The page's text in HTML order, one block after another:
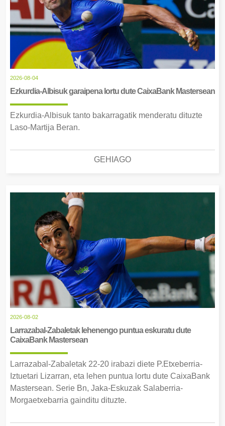
2026-08-04
Ezkurdia-Albisuk garaipena lortu dute CaixaBank Mastersean
Ezkurdia-Albisuk tanto bakarragatik menderatu dituzte
Laso-Martija Beran.
GEHIAGO
2026-08-02
Larrazabal-Zabaletak lehenengo puntua eskuratu dute
CaixaBank Mastersean
Larrazabal-Zabaletak 22-20 irabazi diete P.Etxeberria-
Iztuetari Lizarran, eta lehen puntua lortu dute CaixaBank
Mastersean. Serie Bn, Jaka-Eskuzak Salaberria-
Morgaetxebarria gainditu dituzte.